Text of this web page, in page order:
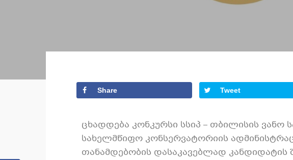
Share Tweet
ცხადდება კონკურსი სსიპ – თბილისის ვანო
სახელმწიფო კონსერვატორიის
თანამდებობის დასაკავებლად კანდიდატის